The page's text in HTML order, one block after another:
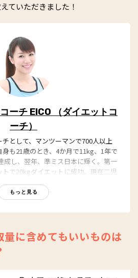
ていただきました！
ーチ EICO （ダイエットコ
ーチ）
として、マンツーマンで700人以上
も21歳のとき、4か月で11kg、1年で
成し、翌年、準ミス日本に輝く。第一
で20kgダイエットに成功。現在二児
パワフルになれるダイエットを研究
チコピーに、徹底的なカウンセリン
ーチング。特に下半身ヤセに定評があ
功する！ママ太り解消ダイエット』
もっと見る
量に含めてもいいものは